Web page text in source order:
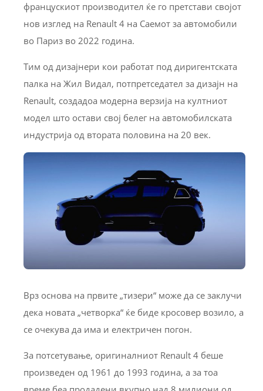
францускиот производител ќе го претстави својот
нов изглед на Renault 4 на Саемот за автомобили
во Париз во 2022 година.
Тим од дизајнери кои работат под диригентската
палка на Жил Видал, потпретседател за дизајн на
Renault, создадоа модерна верзија на култниот
модел што остави свој белег на автомобилската
индустрија од втората половина на 20 век.
Врз основа на првите „тизери“ може да се заклучи
дека новата „четворка“ ќе биде кросовер возило, а
се очекува да има и електричен погон.
За потсетување, оригиналниот Renault 4 беше
произведен од 1961 до 1993 година, а за тоа